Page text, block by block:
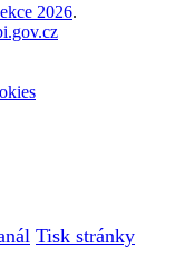
2026.
Tisk stránky